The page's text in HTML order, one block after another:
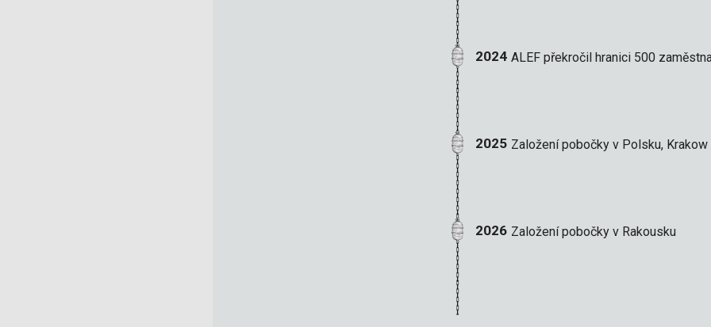
2024 ALEF překročil hranici 500
2025 Založení pobočky v Polsku, Krakow
2026 Založení pobočky v Rakousku